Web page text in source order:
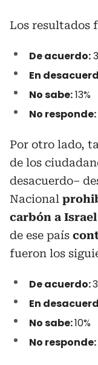
Los resultados
De acuerdo:
En
No sabe:13%
No responde:
Por otro lado,
de los
desacuerdo–
Nacional
carbón a Israel
de ese país
fueron los
De acuerdo:
En
No sabe:10%
No responde: